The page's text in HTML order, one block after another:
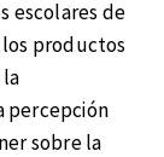
escolares de
los productos
percepción
sobre la